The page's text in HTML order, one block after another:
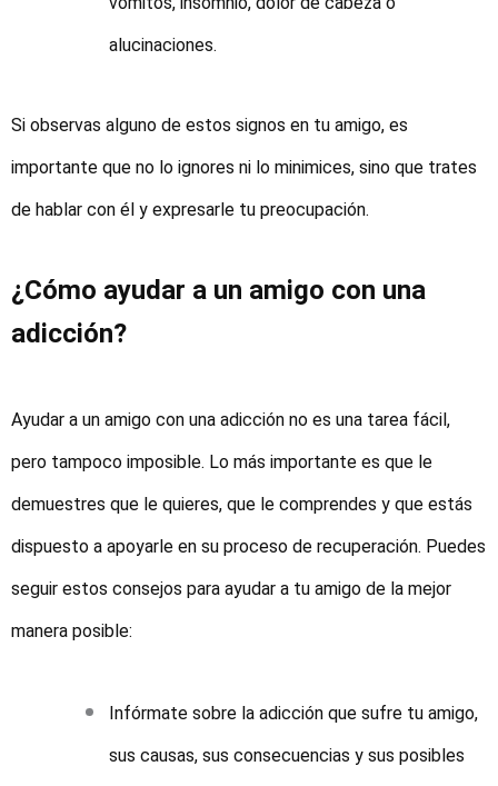
alucinaciones.
Si observas alguno de estos signos en tu amigo, es
importante que no lo ignores ni lo minimices, sino que trates
de hablar con él y expresarle tu preocupación.
¿Cómo ayudar a un amigo con una
adicción?
Ayudar a un amigo con una adicción no es una tarea fácil,
pero tampoco imposible. Lo más importante es que le
demuestres que le quieres, que le comprendes y que estás
dispuesto a apoyarle en su proceso de recuperación. Puedes
seguir estos consejos para ayudar a tu amigo de la mejor
manera posible:
Infórmate sobre la adicción que sufre tu amigo,
sus causas, sus consecuencias y sus posibles